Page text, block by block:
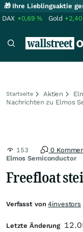
🎁 Ihre Lieblingsaktie
DAX +0,69% Gold
Startseite Aktien
Nachrichten zu Elmos
Elmos Semiconductor
153 0
Freefloat
Verfasst von4investors
Letzte Änderung